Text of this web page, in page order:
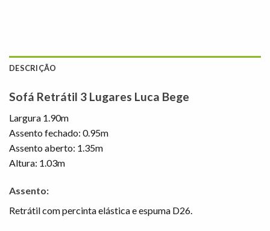
DESCRIÇÃO
Sofá Retrátil 3 Lugares Luca Bege
Largura 1.90m
Assento fechado: 0.95m
Assento aberto: 1.35m
Altura: 1.03m
Assento:
Retrátil com percinta elástica e espuma D26.